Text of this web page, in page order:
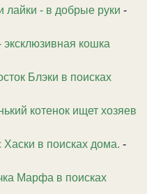
лайки - в добрые руки -
эксклюзивная кошка
Блэки в поисках
котенок ищет хозяев
Хаски в поисках дома. -
Марфа в поисках